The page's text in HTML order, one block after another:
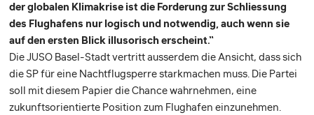
der globalen Klimakrise ist die Forderung zur Schliessung
des Flughafens nur logisch und notwendig, auch wenn sie
auf den ersten Blick illusorisch erscheint.“
Die JUSO Basel-Stadt vertritt ausserdem die Ansicht, dass sich
die SP für eine Nachtflugsperre starkmachen muss. Die Partei
soll mit diesem Papier die Chance wahrnehmen, eine
zukunftsorientierte Position zum Flughafen einzunehmen.